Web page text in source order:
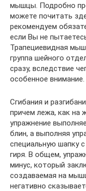
мышцы. Подробно
можете почитать
рекомендуем
если Вы не
Трапециевидная
группа шейного
сразу, вследствие
особенное внимание.
Сгибания и
причем лежа, как на
упражнение
блин, а выполняя
специальную шапку
гиря. В общем,
минус, который
создаваемая на
негативно